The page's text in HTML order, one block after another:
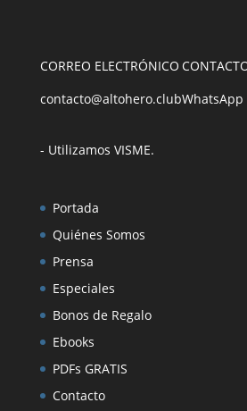
CORREO ELECTRÓNICO
contacto@altohero.clubWhatsApp
- Utilizamos VISME.
Portada
Quiénes Somos
Prensa
Especiales
Bonos de Regalo
Ebooks
PDFs GRATIS
Contacto